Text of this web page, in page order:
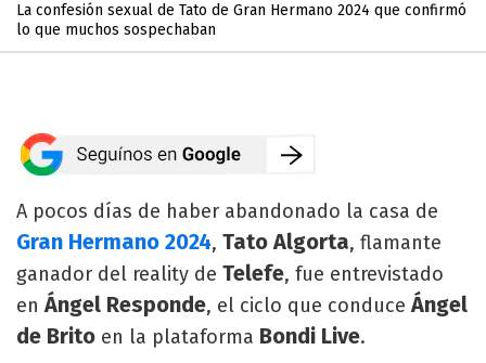
La confesión sexual de Tato de Gran Hermano 2024 que confirmó
lo que muchos sospechaban
A pocos días de haber abandonado la casa de
Gran Hermano 2024, Tato Algorta, flamante
ganador del reality de Telefe, fue entrevistado
en Ángel Responde, el ciclo que conduceÁngel
de Brito en la plataforma Bondi Live.